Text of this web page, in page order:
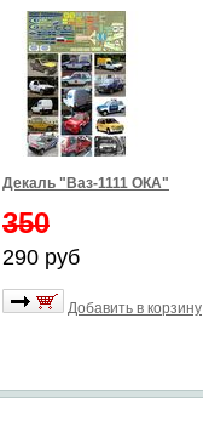
Декаль "Ваз-1111 ОКА"
350
290 руб
Добавить в корзину